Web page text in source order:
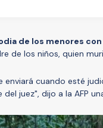
de los menores
de los niños, quien
cuando esté
juez", dijo a la AFP